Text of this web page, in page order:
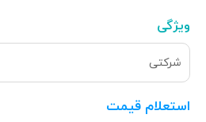
ویژگی
شرکتی
استعلام قیمت